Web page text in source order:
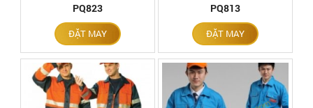
PQ823
ĐẶT MAY
PQ813
ĐẶT MAY